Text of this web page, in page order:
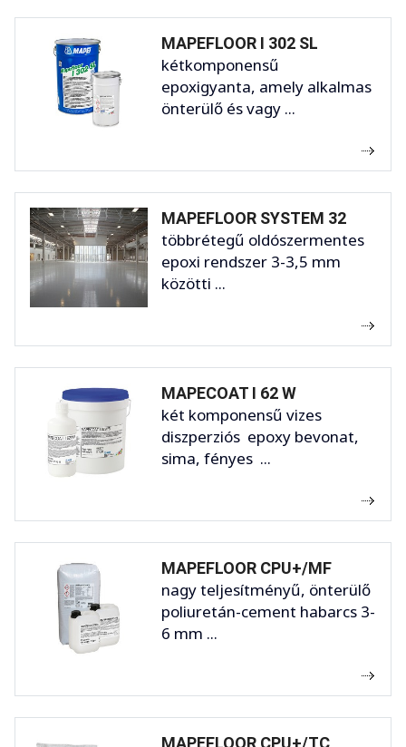
MAPEFLOOR I 302 SL
kétkomponensű
epoxigyanta, amely alkalmas
önterülő és vagy ...
MAPEFLOOR SYSTEM 32
többrétegű oldószermentes
epoxi rendszer 3-3,5 mm
közötti ...
MAPECOAT I 62 W
két komponensű vizes
diszperziós epoxy bevonat,
sima, fényes ...
MAPEFLOOR CPU+/MF
nagy teljesítményű, önterülő
poliuretán-cement habarcs 3-
6 mm ...
MAPEFLOOR CPU+/TC